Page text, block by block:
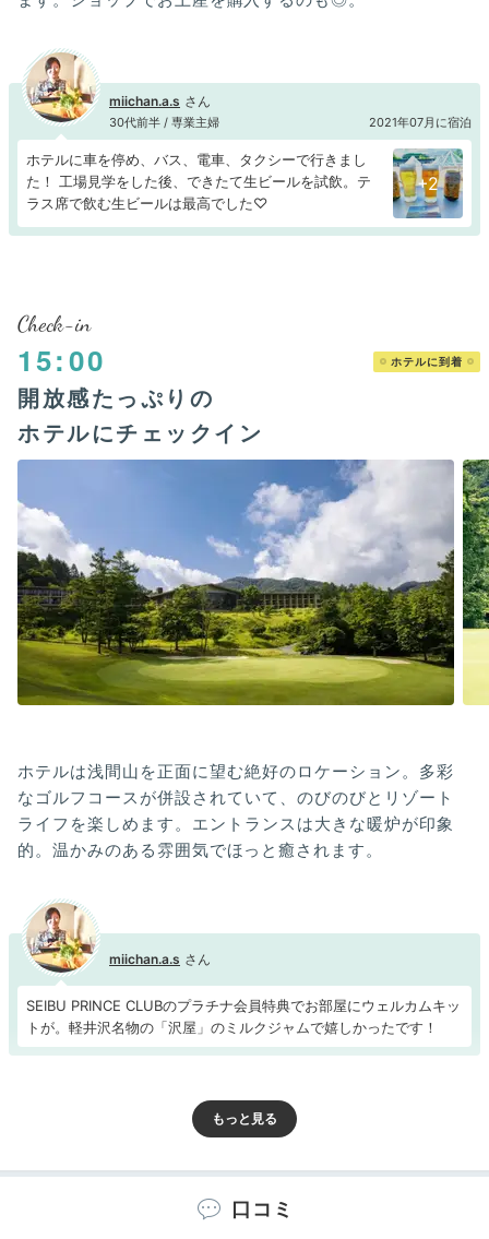
miichan.a.s
30代前半 / 専業主婦 2021年07月に宿泊
ホテルに車を停め、バス、電車、タクシーで行きまし
た！ 工場見学をした後、できたて生ビールを試飲。テ
ラス席で飲む生ビールは最高でした♡
+2
Check-in
15:00 ホテルに到着
開放感たっぷりの
ホテルにチェックイン
ホテルは浅間山を正面に望む絶好のロケーション。多彩
なゴルフコースが併設されていて、のびのびとリゾート
ライフを楽しめます。エントランスは大きな暖炉が印象
的。温かみのある雰囲気でほっと癒されます。
miichan.a.s
SEIBU PRINCE CLUBのプラチナ会員特典でお部屋にウェルカムキッ
トが。軽井沢名物の「沢屋」のミルクジャムで嬉しかったです！
15:30
口コミ